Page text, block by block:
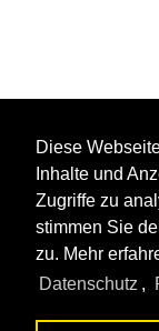
Diese
Inhalte und
Zugriffe zu
stimmen Sie
zu. Mehr
Datenschutz ,